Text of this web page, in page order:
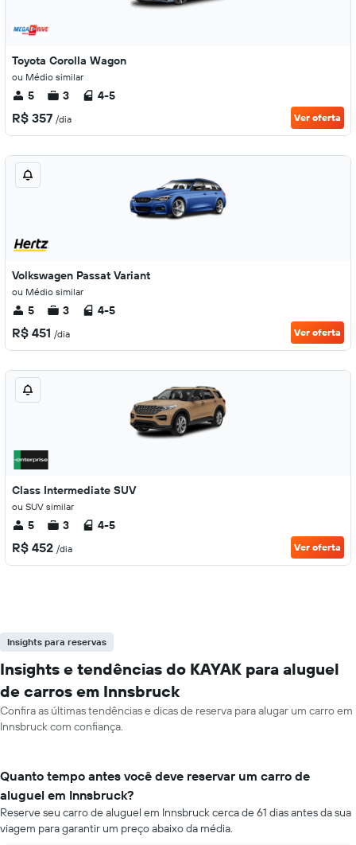
Toyota Corolla Wagon
ou Médio similar
5 3 4-5
R$ 357 /dia Ver oferta
Volkswagen Passat Variant
ou Médio similar
5 3 4-5
R$ 451 /dia Ver oferta
Class Intermediate SUV
ou SUV similar
5 3 4-5
R$ 452 /dia Ver oferta
Insights para reservas
Insights e tendências do KAYAK para aluguel
de carros em Innsbruck
Confira as últimas tendências e dicas de reserva para alugar um carro em
Innsbruck com confiança.
Quanto tempo antes você deve reservar um carro de
aluguel em Innsbruck?
Reserve seu carro de aluguel em Innsbruck cerca de 61 dias antes da sua
viagem para garantir um preço abaixo da média.